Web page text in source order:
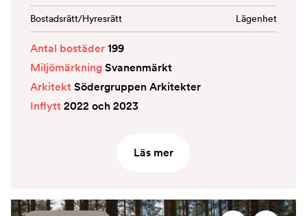
Bostadsrätt/Hyresrätt Lägenhet
Antal bostäder199
MiljömärkningSvanenmärkt
ArkitektSödergruppen Arkitekter
Inflytt2022 och 2023
Läs mer